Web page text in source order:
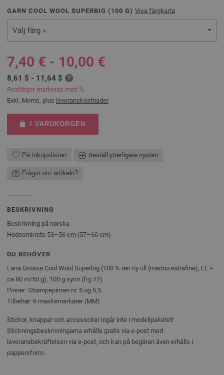
GARN COOL WOOL SUPERBIG ( 100 G) Visa färgkarta
Välj färg »
7,40 € - 10,00 €
8,61 $ - 11,64 $
Reafärger markeras med %
Exkl. Moms, plus leveranskostnader
I VARUKORGEN
På inköpslistan Beställ ytterligare nystan
Frågor om artikeln?
BESKRIVNING
Beskrivning på norska
Hodeomkrets 53–56 cm (57–60 cm)
DU BEHÖVER
Lana Grossa Cool Wool Superbig (100 % ren ny ull (merino extrafine), LL =
ca 80 m/50 g), 100 g syrin (frg 12)
Pinner: Strømpepinner nr. 5 og 5,5.
Tilbehør: 6 maskemarkører (MM)
Stickor, knappar och accessoirer ingår inte i modellpaketet!
Stickningsbeskrivningarna erhålls gratis via e-post med
leveransbekräftelsen via e-post, och kan på begäran även erhålls i
pappersform.